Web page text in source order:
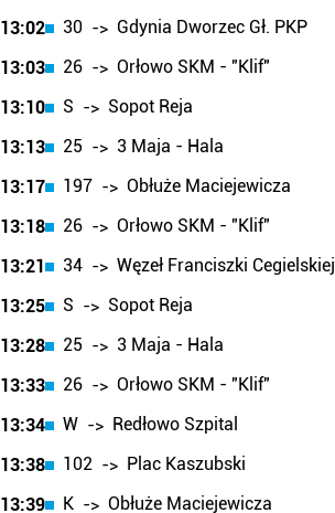
13:02
30 -> Gdynia Dworzec Gł. PKP
13:03
26 -> Orłowo SKM - "Klif"
13:10
S -> Sopot Reja
13:13
25 -> 3 Maja - Hala
13:17
197 -> Obłuże Maciejewicza
13:18
26 -> Orłowo SKM - "Klif"
13:21
34 -> Węzeł Franciszki Cegielskiej
13:25
S -> Sopot Reja
13:28
25 -> 3 Maja - Hala
13:33
26 -> Orłowo SKM - "Klif"
13:34
W -> Redłowo Szpital
13:38
102 -> Plac Kaszubski
13:39
K -> Obłuże Maciejewicza